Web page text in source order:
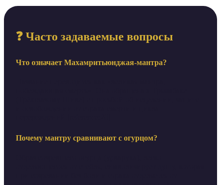
❓ Часто задаваемые вопросы
Что означает Махамритьюнджая-мантра?
Почему мантру сравнивают с огурцом?